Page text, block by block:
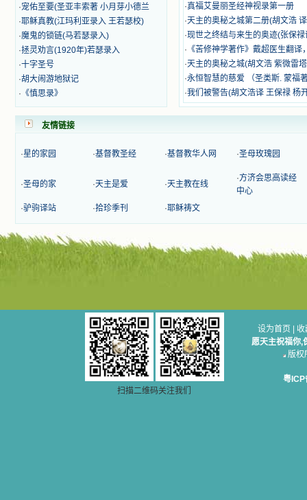
气过，甚至埋怨天主不用祂的全能让
我立刻成圣。但是主让我明白，灵命
的成长需要时间，成长是渐进的，农
民等待稻谷的长成需要整个季节，才
能品尝丰收的喜悦，我也要有谦卑受
教的态度才能接受主的话语，要让这
些圣言成为血肉（果实），是需要时
间的。 从网上我读到许多有益心
灵的书。当我首次读到盖恩夫人的传
记时，清泪沾腮，她的经历强烈地震
撼着我的心，我接受到了一个很大的
正之路。读圣女小德兰的传记时，我
眼所见的完全不同的世界，那里没有
自己在人的心里建造的爱的天堂。还
得无量恩宠。这些书引我向往那超性
的境界，向往那浑然忘我的境界，从
此无益的书一概不看了。我一遍遍地
心里多么渴望能像他们那样爱主。
我因此而认识了许许多多圣人，
这些圣人中有许多也曾是罪人，使我
也能向他们敞开心门。我一会儿求这
个圣人为我转祷，一会儿求那个圣人
为我祈求圣宠，这些圣人使我的生活
变得丰富多彩。我想，既然他们真心
·宠佑至要(圣亚丰索著 小月芽小德兰
·耶稣真教(江玛利亚录入 王若瑟校)
·魔鬼的锁链(马若瑟录入)
·拯灵劝言(1920年)若瑟录入
·十字圣号
·胡大闹游地狱记
· 《慎思录》
·真福艾曼丽圣经神视录第一册
·天主的奥秘之城第二册(胡文浩
·现世之终结与来生的奥迹(张保禄
· 《苦修神学著作》戴超医生翻译
·天主的奥秘之城(胡文浩 紫微雷
·永恒智慧的慈爱 （圣类斯. 蒙福
·我们被警告(胡文浩译 王保禄 杨
友情链接
·星的家园 ·基督教圣经 ·基督教华人网 ·圣母玫瑰园
·圣母的家 ·天主是爱 ·天主教在线
·方济会思高读经
中心
·驴驹译站 ·拾珍季刊 ·耶稣祷文
扫描二维码关注我们
设为首页
收
愿天主祝福你,
版权
粤